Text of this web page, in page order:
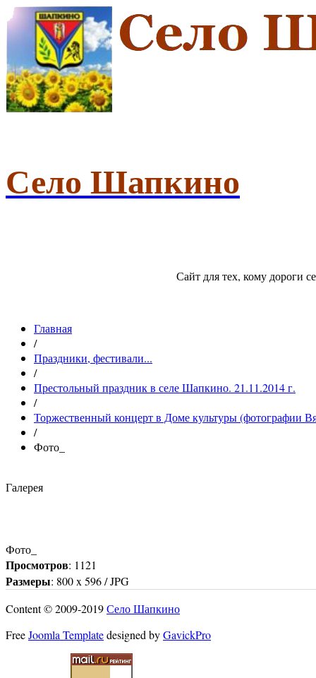
Село Шапкино
Сайт для тех, кому дороги
Главная
/
Праздники, фестивали...
/
Престольный праздник в селе Шапкино. 21.11.2014 г.
/
Торжественный концерт в Доме культуры (фотографии
/
Фото_
Галерея
Фото_
Просмотров: 1121
Размеры: 800 x 596 / JPG
Content © 2009-2019Село Шапкино
FreeJoomla Templatedesigned byGavickPro